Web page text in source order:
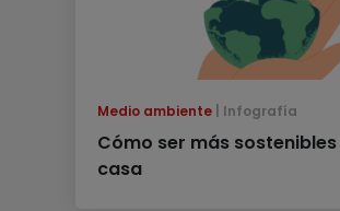
Medio ambiente Infografía
Cómo ser más sostenibles
casa